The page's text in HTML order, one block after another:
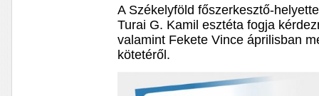
A Székelyföld főszerkesztő-
Turai G. Kamil esztéta fogja
valamint Fekete Vince áprilisban
kötetéről.